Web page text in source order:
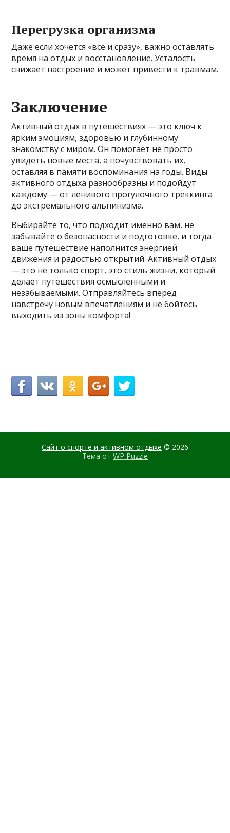
Перегрузка организма
Даже если хочется «все и сразу», важно оставлять
время на отдых и восстановление. Усталость
снижает настроение и может привести к травмам.
Заключение
Активный отдых в путешествиях — это ключ к
ярким эмоциям, здоровью и глубинному
знакомству с миром. Он помогает не просто
увидеть новые места, а почувствовать их,
оставляя в памяти воспоминания на годы. Виды
активного отдыха разнообразны и подойдут
каждому — от ленивого прогулочного треккинга
до экстремального альпинизма.
Выбирайте то, что подходит именно вам, не
забывайте о безопасности и подготовке, и тогда
ваше путешествие наполнится энергией
движения и радостью открытий. Активный отдых
— это не только спорт, это стиль жизни, который
делает путешествия осмысленными и
незабываемыми. Отправляйтесь вперед
навстречу новым впечатлениям и не бойтесь
выходить из зоны комфорта!
Сайт о спорте и активном отдыхе © 2026
Тема от WP Puzzle